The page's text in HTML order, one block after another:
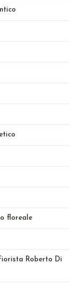
floreale
Roberto Di